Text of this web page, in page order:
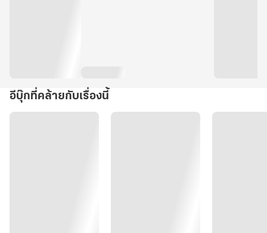
เธอยังต้องแบกรับฉายา สตรีอันดับหนึ่งแห่งต้าโจว ผู้ได้รับฉายาว่าหญิง
อีบุ๊กที่คล้ายกับเรื่องนี้